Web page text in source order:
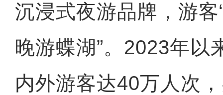
沉浸式夜游品牌，游
晚游蝶湖”。2023年以
内外游客达40万人次